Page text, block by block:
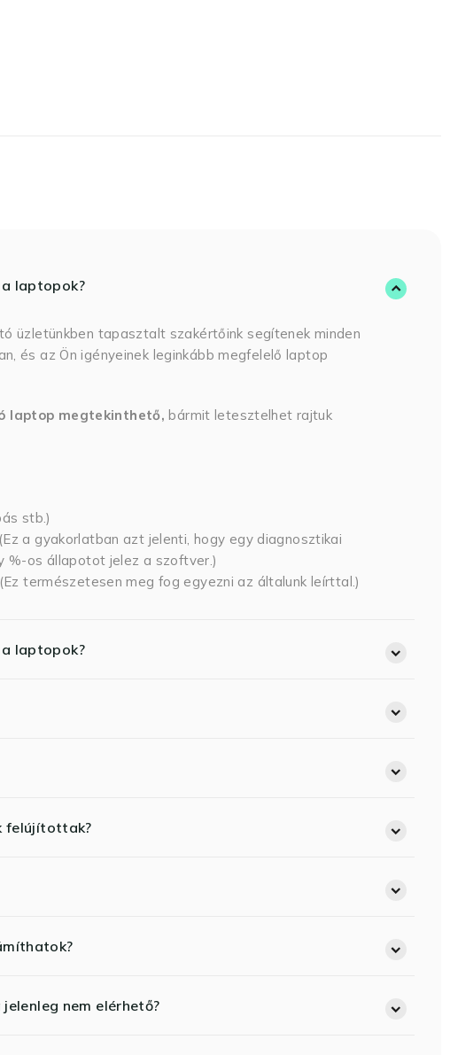
laptopok?
üzletünkben tapasztalt szakértőink segítenek minden
és az Ön igényeinek leginkább megfelelő laptop
laptop megtekinthető,bármit letesztelhet rajtuk
stb.)
a gyakorlatban azt jelenti, hogy egy diagnosztikai
%-os állapotot jelez a szoftver.)
természetesen meg fog egyezni az általunk leírttal.)
laptopok?
felújítottak?
nem elérhető?